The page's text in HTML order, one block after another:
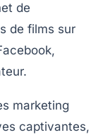
de
de films sur
marketing
captivantes,